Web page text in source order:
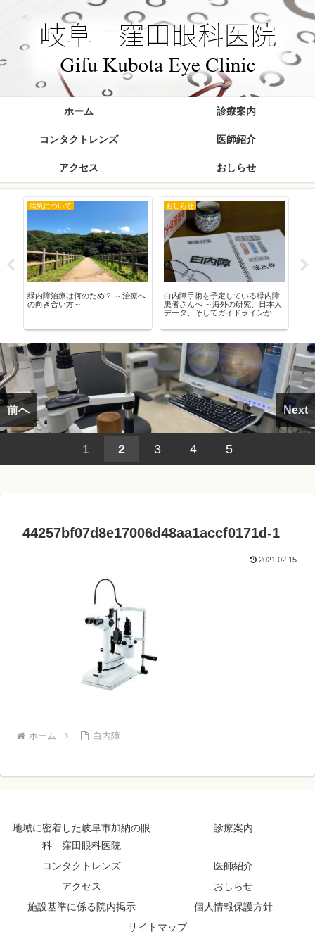
ホーム 診療案内
コンタクトレンズ 医師紹介
アクセス おしらせ
病気について
緑内障治療は何のため？ ～治療へ
の向き合い方～
おしらせ
白内障手術を予定している緑内障
患者さんへ ～海外の研究、日本人
データ、そしてガイドラインから
前へ Next
1 2 3 4 5
44257bf07d8e17006d48aa1accf0171d-1
2021.02.15
ホーム 白内障
地域に密着した岐阜市加納の眼
科 窪田眼科医院
診療案内
コンタクトレンズ
医師紹介
アクセス
おしらせ
施設基準に係る院内掲示
個人情報保護方針
サイトマップ